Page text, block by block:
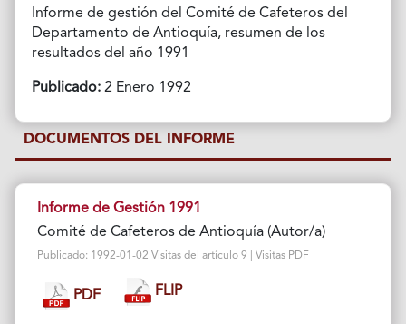
Informe de gestión del Comité de Cafeteros del
Departamento de Antioquía, resumen de los
resultados del año 1991
Publicado:2 Enero 1992
DOCUMENTOS DEL INFORME
Informe de Gestión 1991
Comité de Cafeteros de Antioquía (Autor/a)
Publicado: 1992-01-02 Visitas del artículo 9 | Visitas PDF
PDF FLIP